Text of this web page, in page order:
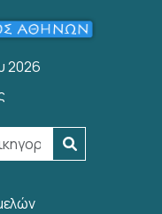
2026
menu